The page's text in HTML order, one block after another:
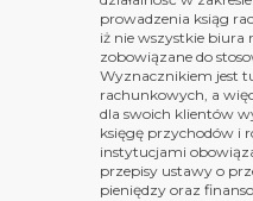
prowadzenia ksiąg
iż nie wszystkie biura
zobowiązane do
Wyznacznikiem jest
rachunkowych, a
dla swoich klientów
księgę przychodów i
instytucjami
przepisy ustawy o
pieniędzy oraz